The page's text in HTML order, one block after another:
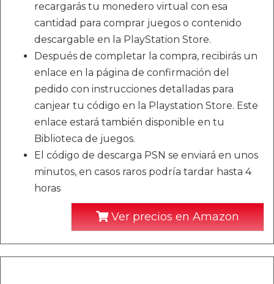
recargarás tu monedero virtual con esa
cantidad para comprar juegos o contenido
descargable en la PlayStation Store.
Después de completar la compra, recibirás un
enlace en la página de confirmación del
pedido con instrucciones detalladas para
canjear tu código en la Playstation Store. Este
enlace estará también disponible en tu
Biblioteca de juegos.
El código de descarga PSN se enviará en unos
minutos, en casos raros podría tardar hasta 4
horas
Ver precios en Amazon